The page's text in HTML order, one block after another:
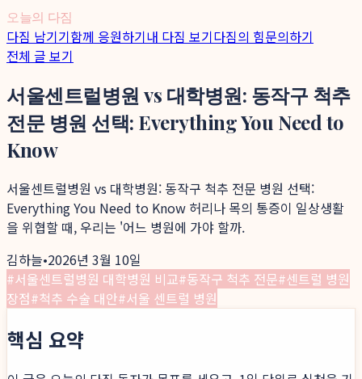
오늘의 다짐
다짐 남기기함께 응원하기내 다짐 보기다짐의 힘문의하기
전체 글 보기
서울센트럴병원 vs 대학병원: 동작구 척추
전문 병원 선택: Everything You Need to
Know
서울센트럴병원 vs 대학병원: 동작구 척추 전문 병원 선택:
Everything You Need to Know 허리나 목의 통증이 일상생활
을 위협할 때, 우리는 '어느 병원에 가야 할까.
김하늘•2026년 3월 10일
#서울센트럴병원 대학병원 비교#동작구 척추 전문#센트럴 병원
장점#척추 수술 대안#서울 센트럴 병원
핵심 요약